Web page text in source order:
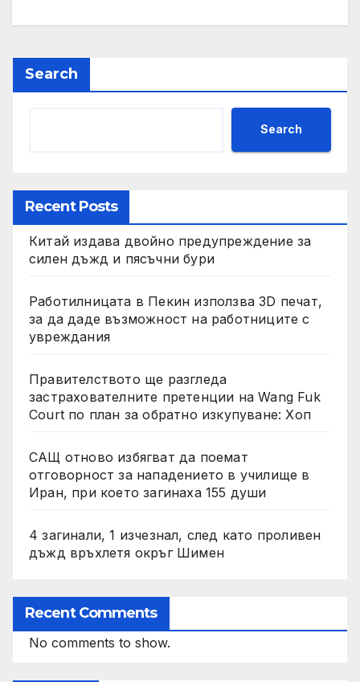
Search
Search
Recent Posts
Китай издава двойно предупреждение за
силен дъжд и пясъчни бури
Работилницата в Пекин използва 3D печат,
за да даде възможност на работниците с
увреждания
Правителството ще разгледа
застрахователните претенции на Wang Fuk
Court по план за обратно изкупуване: Хоп
САЩ отново избягват да поемат
отговорност за нападението в училище в
Иран, при което загинаха 155 души
4 загинали, 1 изчезнал, след като проливен
дъжд връхлетя окръг Шимен
Recent Comments
No comments to show.